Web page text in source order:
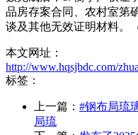
品房存案合同、农村室第
谈及其他无效证明材料。
本文网址：
http://www.hqsjbdc.com/
标签：
上一篇： #钢布局琉
局琉